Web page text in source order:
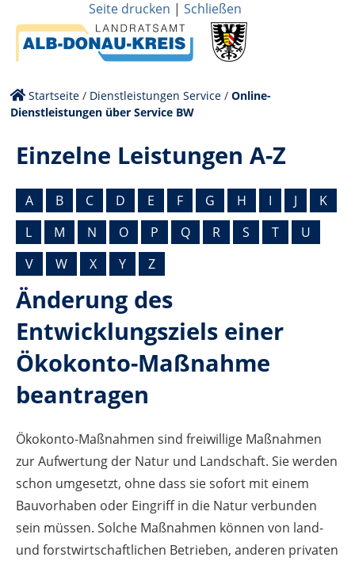
Seite drucken | Schließen
Startseite / Dienstleistungen Service /Online-
Dienstleistungen über Service BW
Einzelne Leistungen A-Z
A B C D E F G H I J
K
L
M N O P Q R S T
U
V
W X Y Z
Änderung des
Entwicklungsziels einer
Ökokonto-Maßnahme
beantragen
Ökokonto-Maßnahmen sind freiwillige Maßnahmen
zur Aufwertung der Natur und Landschaft. Sie werden
schon umgesetzt, ohne dass sie sofort mit einem
Bauvorhaben oder Eingriff in die Natur verbunden
sein müssen. Solche Maßnahmen können von land-
und forstwirtschaftlichen Betrieben, anderen privaten